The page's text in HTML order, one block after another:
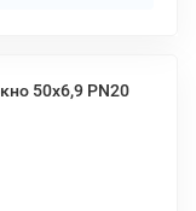
50х6,9 PN20